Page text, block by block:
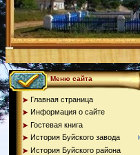
Меню сайта
Главная страница
Информация о сайте
Гостевая книга
История Буйского завода
История Буйского района